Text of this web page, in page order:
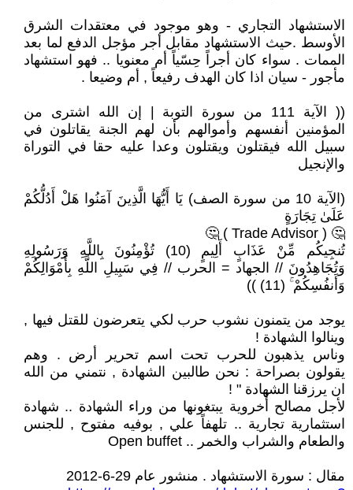
الاستشهاد التجاري - وهو موجود في معتقدات الشرق
الأوسط .حيث الاستشهاد مقابل أجر مؤجل الدفع لما بعد
الممات . سواء كان أجراً حِسّياً أم معنويا .. فهو استشهاد
مأجور - سيان اذا كان الهدف رفيعاً , أم وضيعا .
(( الآية 111 من سورة التوبة | إن الله اشترى من
المؤمنين أنفسهم وأموالهم بأن لهم الجنة يقاتلون في
سبيل الله فيقتلون ويقتلون وعدا عليه حقا في التوراة
والإنجيل
(الآية 10 من سورة الصف) يَا أَيُّهَا الَّذِينَ آمَنُوا هَلْ أَدُلُّكُمْ
عَلَىٰ تِجَارَةٍ
🤔 ( Trade Advisor ) 🤔
تُنجِيكُم مِّنْ عَذَابٍ أَلِيمٍ (10) تُؤْمِنُونَ بِاللَّهِ وَرَسُولِهِ
وَتُجَاهِدُونَ // الجهاد = الحرب // فِي سَبِيلِ اللَّهِ بِأَمْوَالِكُمْ
وَأَنفُسِكُمْ ۚ (11) ))
يوجد من يتمنون نشوب حرب لكي يتعرضون للقتل فيها ,
وينالوا الشهادة !
وناس يذهبون للحرب تحت اسم تحرير أرض . وهم
يقولون بصراحة : نحن طالبين الشهادة , نتمني من الله
ان يرزقنا الشهادة " !
لأجل مصالح أُخروية يبتغونها من وراء الشهادة .. شهادة
استثمارية تجارية .. تلهفاً علي , بوفيه مفتوح , للجنس
والطعام والشراب والخمر .. Open buffet
مقال : سورة الاستشهاد . منشور عام 29-6-2012